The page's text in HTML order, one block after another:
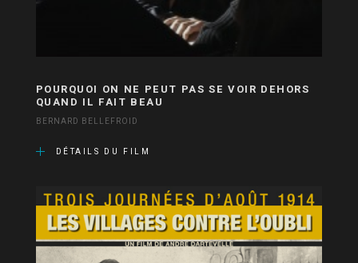
POURQUOI ON NE PEUT PAS SE VOIR DEHORS
QUAND IL FAIT BEAU
BERNARD BELLEFROID
DÉTAILS DU FILM